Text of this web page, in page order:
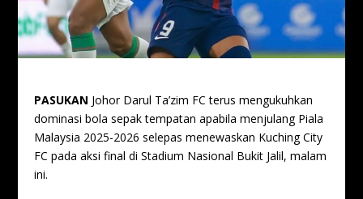
PASUKAN Johor Darul Ta’zim FC terus mengukuhkan
dominasi bola sepak tempatan apabila menjulang Piala
Malaysia 2025-2026 selepas menewaskan Kuching City
FC pada aksi final di Stadium Nasional Bukit Jalil, malam
ini.